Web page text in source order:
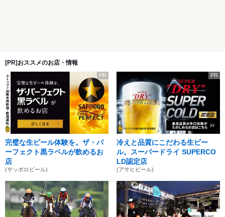
[PR]おススメのお店・情報
PR
完璧な生ビール体験を。ザ・パ
ーフェクト黒ラベルが飲めるお
店
(サッポロビール)
PR
冷えと品質にこだわる生ビー
ル。スーパードライ SUPERCO
LD認定店
(アサヒビール)